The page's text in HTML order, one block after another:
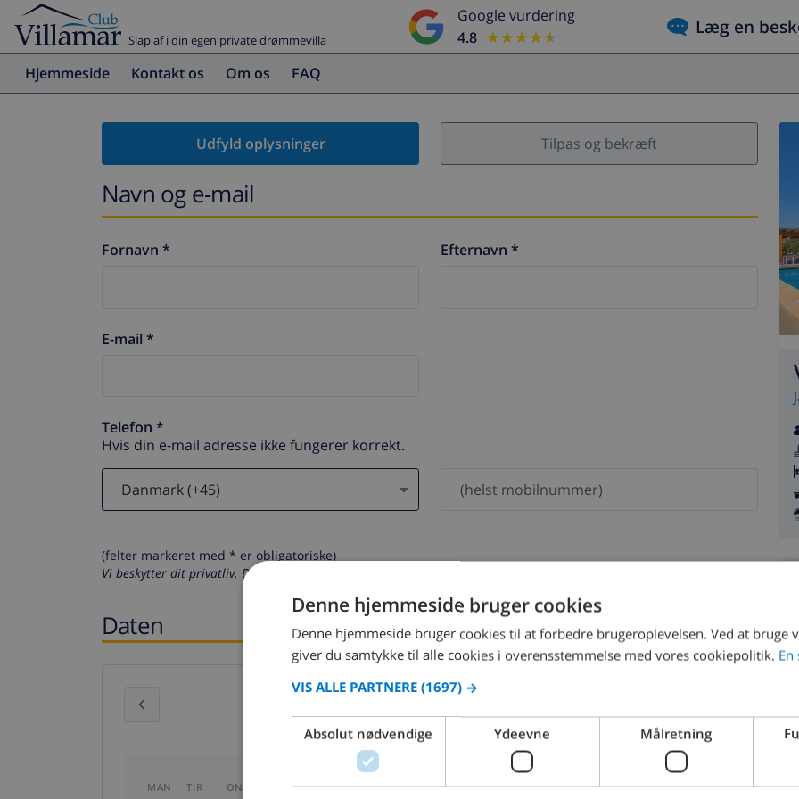
Slap af i din egen private drømmevilla
Google vurdering
4.8 ★★★★★
★★★★★ Læg en
Hjemmeside Kontakt os Om os FAQ
Udfyld oplysninger Tilpas og bekræft
Navn og e-mail
Fornavn * Efternavn *
E-mail *
Telefon *
Hvis din e-mail adresse ikke fungerer korrekt.
(felter markeret med * er obligatoriske)
Vi beskytter dit privatliv. Dine personlige oplysninger vil aldrig blive delt med andre.
Daten
MAN TIR ONS FRE LØR SØN MAN TIR ONS TOR FRE LØR SØN
Denne hjemmeside bruger cookies
Denne hjemmeside bruger cookies til at forbedre brugeroplevelsen. Ved at bruge
giver du samtykke til alle cookies i overensstemmelse med vores cookiepolitik. En
VIS ALLE PARTNERE (1697) →
Absolut nødvendige Ydeevne Målretning